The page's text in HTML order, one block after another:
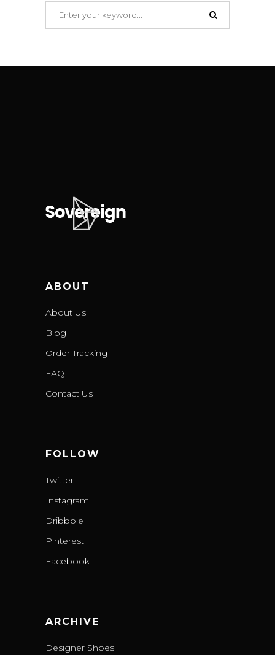
ABOUT
About Us
Blog
Order Tracking
FAQ
Contact Us
FOLLOW
Twitter
Instagram
Dribbble
Pinterest
Facebook
ARCHIVE
Designer Shoes